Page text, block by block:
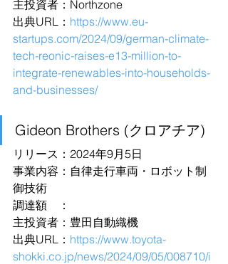
主投資者：Northzone
出典URL： https://www.eu-
startups.com/2024/09/german-climate-
tech-reonic-raises-e13-million-to-
integrate-renewables-into-households-
and-businesses/
Gideon Brothers (クロアチア)
リリース：2024年9月5日
事業内容：自律走行車両・ロボット制
御技術
調達額　：
主投資者：豊田自動織機
出典URL： https://www.toyota-
shokki.co.jp/news/2024/09/05/008710/i